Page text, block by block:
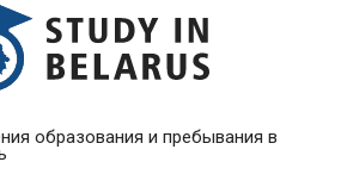
образования и пребывания в